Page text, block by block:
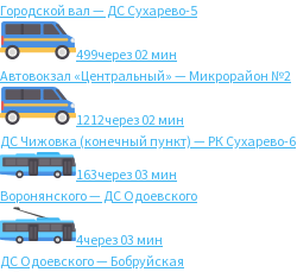
Городской вал — ДС Сухарево-5
499через 02 мин
Автовокзал «Центральный» — Микрорайон №2
1212через 02 мин
ДС Чижовка (конечный пункт) — РК Сухарево-6
163через 03 мин
Воронянского — ДС Одоевского
4через 03 мин
ДС Одоевского — Бобруйская